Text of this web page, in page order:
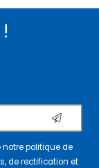
notrepolitique de
de rectification et